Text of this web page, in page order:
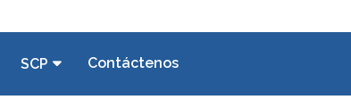
SCP Contáctenos